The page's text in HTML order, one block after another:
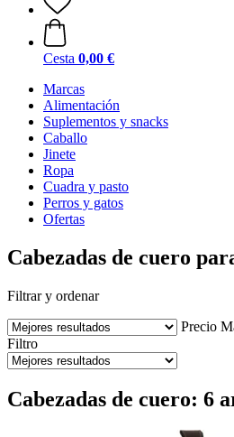
Cesta 0,00 €
Marcas
Alimentación
Suplementos y snacks
Caballo
Jinete
Ropa
Cuadra y pasto
Perros y gatos
Ofertas
Cabezadas de cuero
Filtrar y ordenar
Precio
Filtro
Cabezadas de cuero: 6